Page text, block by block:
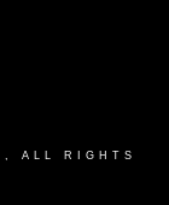
, ALL RIGHTS